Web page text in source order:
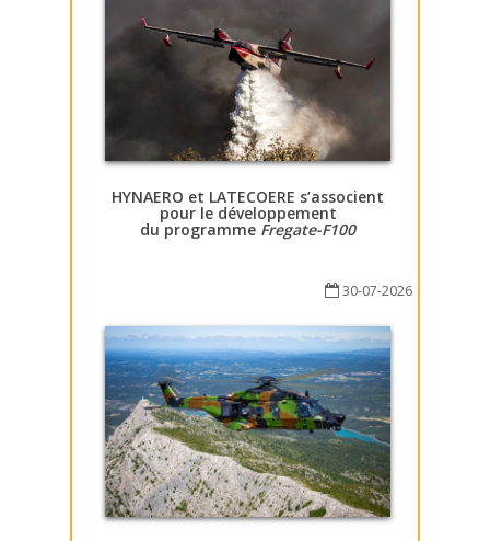
HYNAERO et LATECOERE s’associent
pour le développement
du programme Fregate-F100
30-07-2026